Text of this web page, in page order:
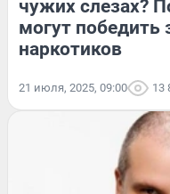
чужих слезах?
могут победить
наркотиков
21 июля, 2025, 09:00 13